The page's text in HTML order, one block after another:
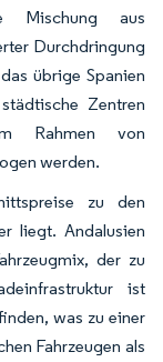
Mischung aus
Durchdringung
übrige Spanien
Zentren
Rahmen von
werden.
zu den
liegt. Andalusien
der zu
ist
was zu einer
Fahrzeugen als